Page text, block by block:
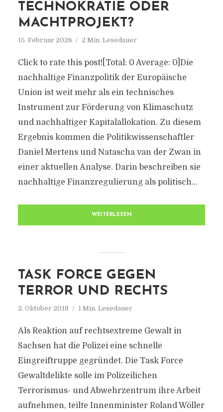
TECHNOKRATIE ODER
MACHTPROJEKT?
15. Februar 2026 2 Min. Lesedauer
Click to rate this post![Total: 0 Average: 0]Die
nachhaltige Finanzpolitik der Europäische
Union ist weit mehr als ein technisches
Instrument zur Förderung von Klimaschutz
und nachhaltiger Kapitalallokation. Zu diesem
Ergebnis kommen die Politikwissenschaftler
Daniel Mertens und Natascha van der Zwan in
einer aktuellen Analyse. Darin beschreiben sie
nachhaltige Finanzregulierung als politisch...
WEITERLESEN
TASK FORCE GEGEN
TERROR UND RECHTS
2. Oktober 2018 1 Min. Lesedauer
Als Reaktion auf rechtsextreme Gewalt in
Sachsen hat die Polizei eine schnelle
Eingreiftruppe gegründet. Die Task Force
Gewaltdelikte solle im Polizeilichen
Terrorismus- und Abwehrzentrum ihre Arbeit
aufnehmen, teilte Innenminister Roland Wöller